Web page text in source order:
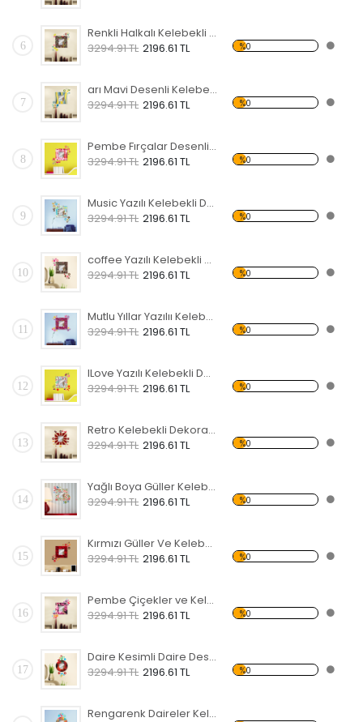
6
Renkli Halkalı Kelebekli Dekoratif Ahşap Çerçeveli Ayna
3294.91 TL 2196.61 TL %0
7
arı Mavi Desenli Kelebekli Dekoratif Ahşap Çerçeveli Ayna
3294.91 TL 2196.61 TL %0
8
Pembe Fırçalar Desenli Kelebekli Dekoratif Ahşap Çerçeveli Ayna
3294.91 TL 2196.61 TL %0
9
Music Yazılı Kelebekli Dekoratif Ahşap Çerçeveli Ayna
3294.91 TL 2196.61 TL %0
10
coffee Yazılı Kelebekli Dekoratif Ahşap Çerçeveli Ayna
3294.91 TL 2196.61 TL %0
11
Mutlu Yıllar Yazılıı Kelebekli Dekoratif Ahşap Çerçeveli Ayna
3294.91 TL 2196.61 TL %0
12
lLove Yazılı Kelebekli Dekoratif Ahşap Çerçeveli Ayna
3294.91 TL 2196.61 TL %0
13
Retro Kelebekli Dekoratif Ahşap Çerçeveli Ayna
3294.91 TL 2196.61 TL %0
14
Yağlı Boya Güller Kelebekli Dekoratif Ahşap Çerçeveli Ayna
3294.91 TL 2196.61 TL %0
15
Kırmızı Güller Ve Kelebekli Dekoratif Ahşap Çerçeveli Ayna
3294.91 TL 2196.61 TL %0
16
Pembe Çiçekler ve Kelebekli Dekoratif Ahşap Çerçeveli Ayna
3294.91 TL 2196.61 TL %0
17
Daire Kesimli Daire Desenli Kelebekli Dekoratif Ahşap Çerçeveli Ayna
3294.91 TL 2196.61 TL %0
Rengarenk Daireler Kelebekli Dekoratif Ahşap Çerçeveli Ayna